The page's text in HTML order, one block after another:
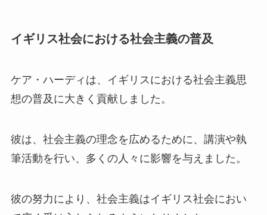
イギリス社会における社会主義の普及
ケア・ハーディは、イギリスにおける社会主義思
想の普及に大きく貢献しました。
彼は、社会主義の理念を広めるために、講演や執
筆活動を行い、多くの人々に影響を与えました。
彼の努力により、社会主義はイギリス社会におい